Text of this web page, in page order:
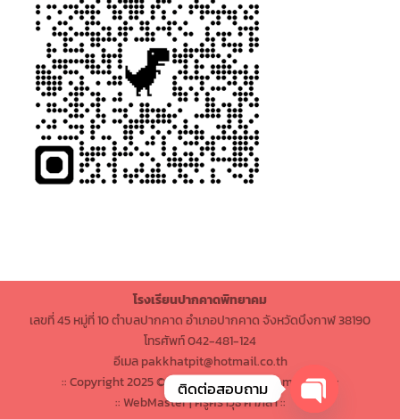
โรงเรียนปากคาดพิทยาคม
เลขที่ 45 หมู่ที่ 10 ตำบลปากคาด อำเภอปากคาด จังหวัดบึงกาฬ 38190
โทรศัพท์ 042-481-124
อีเมล pakkhatpit@hotmail.co.th
:: Copyright 2025 © | PakkhatpittayakhomSchool ::
:: WebMaster | ครูศราวุธ คำภิลา ::
ติดต่อสอบถาม